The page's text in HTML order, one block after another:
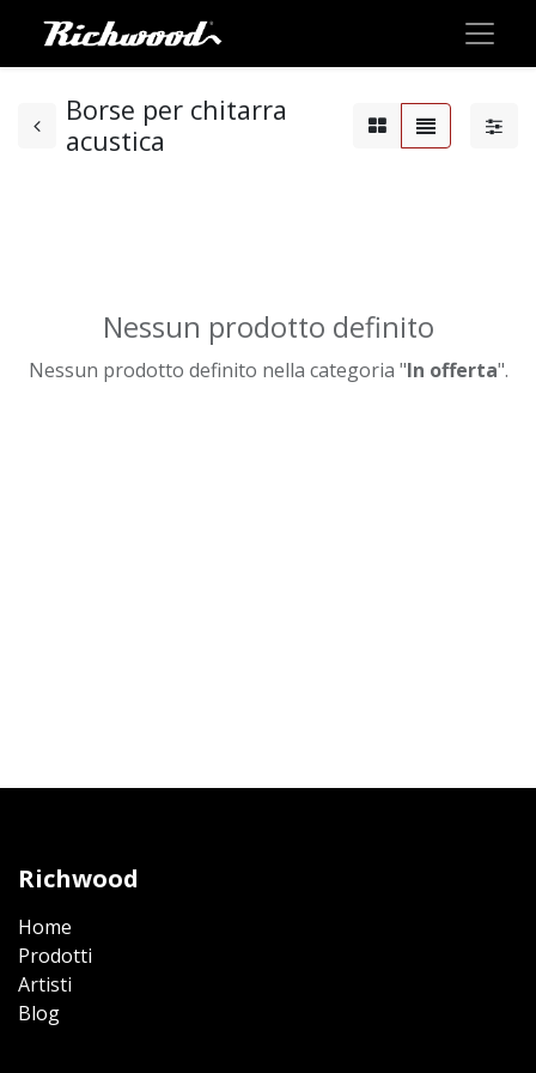
Borse per chitarra
acustica
Nessun prodotto definito
Nessun prodotto definito nella categoria "In offerta".
Richwood
Home
Prodotti​
Artisti
Blog